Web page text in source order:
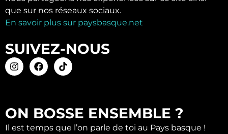
que sur nos réseaux sociaux.
En savoir plus sur paysbasque.net
SUIVEZ-NOUS
ON BOSSE ENSEMBLE ?
Il est temps que l’on parle de toi au Pays basque !